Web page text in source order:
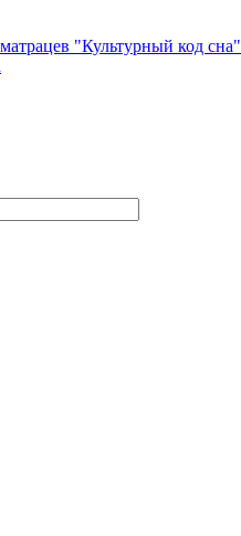
"Культурный код сна"